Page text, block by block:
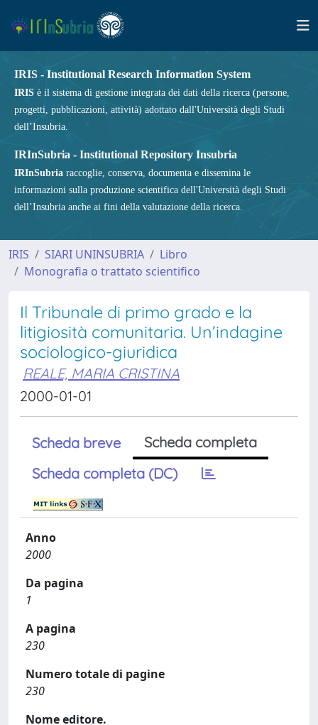
IRIS - Institutional Research Information System
IRIS è il sistema di gestione integrata dei dati della ricerca (persone,
progetti, pubblicazioni, attività) adottato dall'Università degli Studi
dell’Insubria.
IRInSubria - Institutional Repository Insubria
IRInSubria raccoglie, conserva, documenta e dissemina le
informazioni sulla produzione scientifica dell'Università degli Studi
dell’Insubria anche ai fini della valutazione della ricerca.
IRIS SIARI UNINSUBRIA
Libro
Monografia o trattato scientifico
Il Tribunale di primo grado e la
litigiosità comunitaria. Un’indagine
sociologico-giuridica
REALE, MARIA CRISTINA
2000-01-01
Scheda breve
Scheda completa
Scheda completa (DC)
Anno
2000
Da pagina
1
A pagina
230
Numero totale di pagine
230
Nome editore.